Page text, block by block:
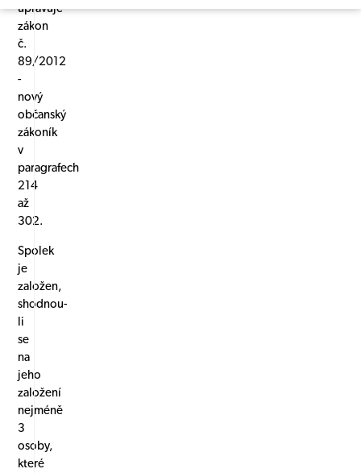
upravuje
zákon
č.
89/2012
-
nový
občanský
zákoník
v
paragrafech
214
až
302.
Spolek
je
založen,
shodnou-
li
se
na
jeho
založení
nejméně
3
osoby,
které